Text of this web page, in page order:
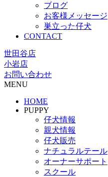
ブログ
お客様メッセージ
巣立った仔犬
CONTACT
世田谷店
小岩店
お問い合わせ
MENU
HOME
PUPPY
仔犬情報
親犬情報
仔犬販売
ナチュラルテール
オーナーサポート
スクール